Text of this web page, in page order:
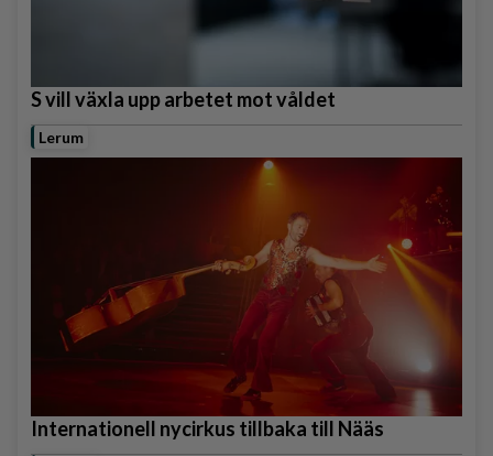
S vill växla upp arbetet mot våldet
Lerum
Internationell nycirkus tillbaka till Nääs